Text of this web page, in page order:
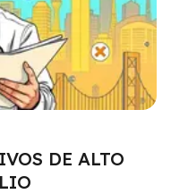
DE ALTO